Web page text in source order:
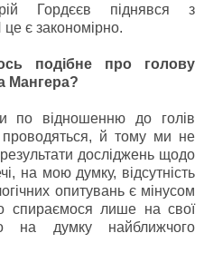
Гордєєв піднявся з
є закономірно.
подібне про голову
Мангера?
по відношенню до голів
й тому ми не
досліджень щодо
на мою думку, відсутність
опитувань є мінусом
спираємося лише на свої
на думку найближчого